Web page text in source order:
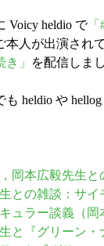
Voicy heldio で「
人が出演され
」
を配信しま
heldio や
，岡本広毅先生
生との雑談：サ
ュラー談義（岡
生と『グリーン